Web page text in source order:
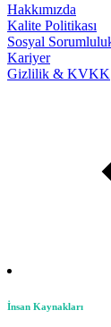
Hakkımızda
Kalite Politikası
Sosyal
Kariyer
Gizlilik & KVKK
İnsan Kaynakları